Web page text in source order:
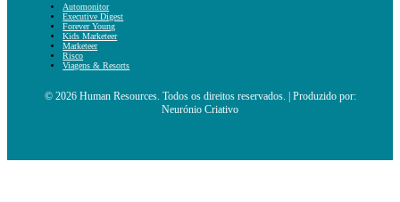
Automonitor
Executive Digest
Forever Young
Kids Marketeer
Marketeer
Risco
Viagens & Resorts
© 2026 Human Resources. Todos os direitos reservados. | Produzido por:
Neurónio Criativo